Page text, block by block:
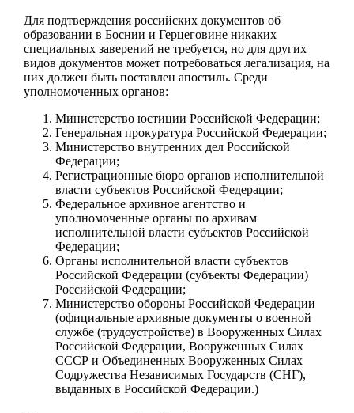
Для подтверждения российских документов об
образовании в Боснии и Герцеговине никаких
специальных заверений не требуется, но для других
видов документов может потребоваться легализация, на
них должен быть поставлен апостиль. Среди
уполномоченных органов:
Министерство юстиции Российской Федерации;
Генеральная прокуратура Российской Федерации;
Министерство внутренних дел Российской
Федерации;
Регистрационные бюро органов исполнительной
власти субъектов Российской Федерации;
Федеральное архивное агентство и
уполномоченные органы по архивам
исполнительной власти субъектов Российской
Федерации;
Органы исполнительной власти субъектов
Российской Федерации (субъекты Федерации)
Российской Федерации;
Министерство обороны Российской Федерации
(официальные архивные документы о военной
службе (трудоустройстве) в Вооруженных Силах
Российской Федерации, Вооруженных Силах
СССР и Объединенных Вооруженных Силах
Содружества Независимых Государств (СНГ),
выданных в Российской Федерации.)